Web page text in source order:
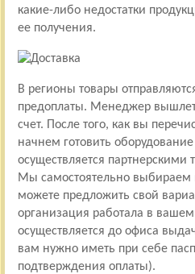
какие-либо недостатки
ее получения.
В регионы товары
предоплаты. Менеджер
счет. После того, как вы
начнем готовить
осуществляется
Мы самостоятельно выбираем
можете предложить свой
организация работала в вашем
осуществляется до офиса
вам нужно иметь при себе
подтверждения оплаты).